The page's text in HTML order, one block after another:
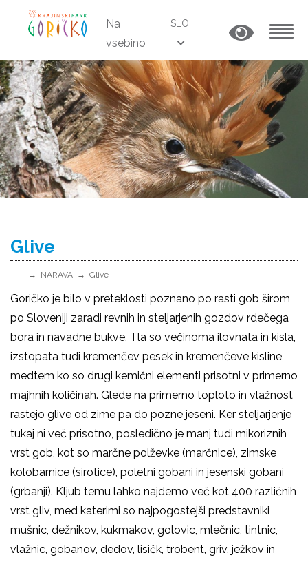
Na
vsebino
SLO
Glive
NARAVA Glive
Goričko je bilo v preteklosti poznano po rasti gob širom
po Sloveniji zaradi revnih in steljarjenih gozdov rdečega
bora in navadne bukve. Tla so večinoma ilovnata in kisla,
izstopata tudi kremenčev pesek in kremenčeve kisline,
medtem ko so drugi kemični elementi prisotni v primerno
majhnih količinah. Glede na primerno toploto in vlažnost
rastejo glive od zime pa do pozne jeseni. Ker steljarjenje
tukaj ni več prisotno, posledično je manj tudi mikoriznih
vrst gob, kot so marčne polževke (marčnice), zimske
kolobarnice (sirotice), poletni gobani in jesenski gobani
(grbanji). Kljub temu lahko najdemo več kot 400 različnih
vrst gliv, med katerimi so najpogostejši predstavniki
mušnic, dežnikov, kukmakov, golovic, mlečnic, tintnic,
vlažnic, gobanov, dedov, lisičk, trobent, griv, ježkov in